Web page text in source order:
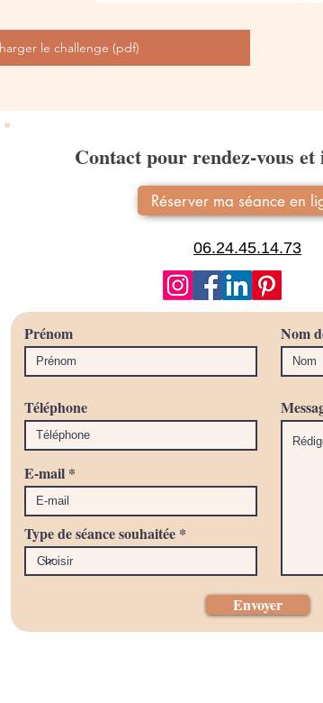
le challenge (pdf)
Contact pour rendez-vous
Réserver ma séance en
06.24.45.14.73
Prénom Nom
Téléphone
E-mail
Type de séance souhaitée
Envoyer